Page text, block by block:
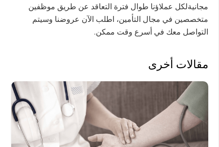
مجانيةلكل عملاؤنا طوال فترة التعاقد عن طريق موظفين
متخصصين في مجال التأمين، اطلب الآن عروضنا وسيتم
التواصل معك في أسرع وقت ممكن.
مقالات أخرى